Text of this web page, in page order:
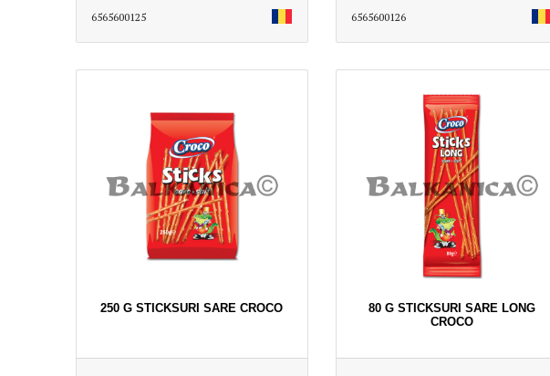
6565600125 6565600126
250 G STICKSURI SARE CROCO
80 G STICKSURI SARE LONG
CROCO